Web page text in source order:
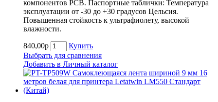
компонентов РСВ. Паспортные таблички: Температура
эксплуатации от -30 до +30 градусов Цельсия.
Повышенная стойкость к ультрафиолету, высокой
влажности.
840,00р
Купить
Выбрать для сравнения
Добавить в Личный каталог